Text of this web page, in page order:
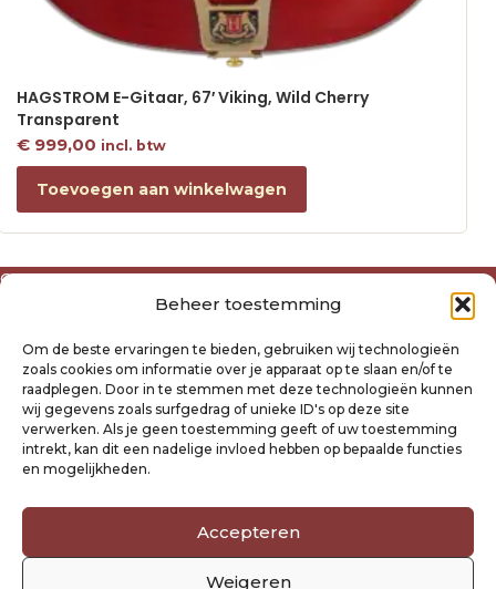
Beheer toestemming
Om de beste ervaringen te bieden, gebruiken wij technologieën
zoals cookies om informatie over je apparaat op te slaan en/of te
raadplegen. Door in te stemmen met deze technologieën kunnen
wij gegevens zoals surfgedrag of unieke ID's op deze site
verwerken. Als je geen toestemming geeft of uw toestemming
intrekt, kan dit een nadelige invloed hebben op bepaalde functies
en mogelijkheden.
Accepteren
Weigeren
HAGSTROM E-Gitaar, 67′ Viking, Wild Cherry
Transparent
€999,00 incl. btw
Toevoegen aan winkelwagen
Over ons
Algemene voorwaarden
Privacyverklaring Raysland
Cookiebeleid
Mijn account
Klantenservice
Verzending- en retourbeleid